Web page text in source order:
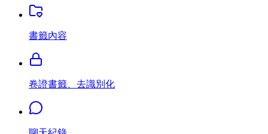
書籤內容
卷證書籤、去識別化